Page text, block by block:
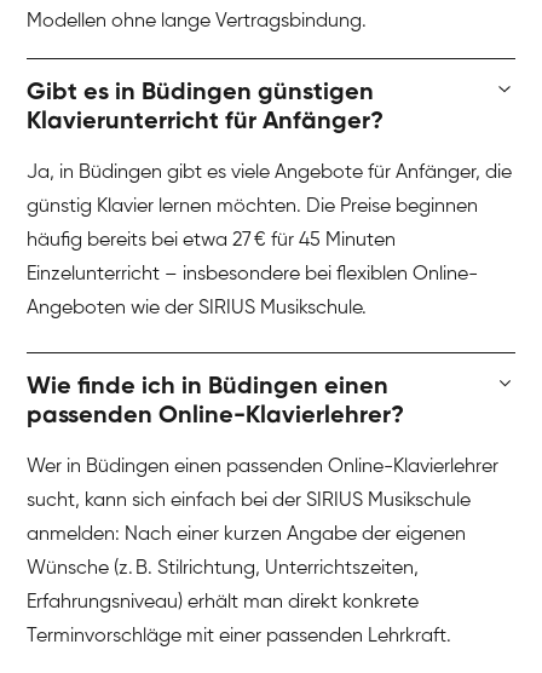
Modellen ohne lange Vertragsbindung.
Gibt es in Büdingen günstigen
Klavierunterricht für Anfänger?
Ja, in Büdingen gibt es viele Angebote für Anfänger, die
günstig Klavier lernen möchten. Die Preise beginnen
häufig bereits bei etwa 27 € für 45 Minuten
Einzelunterricht – insbesondere bei flexiblen Online-
Angeboten wie der SIRIUS Musikschule.
Wie finde ich in Büdingen einen
passenden Online-Klavierlehrer?
Wer in Büdingen einen passenden Online-Klavierlehrer
sucht, kann sich einfach bei der SIRIUS Musikschule
anmelden: Nach einer kurzen Angabe der eigenen
Wünsche (z. B. Stilrichtung, Unterrichtszeiten,
Erfahrungsniveau) erhält man direkt konkrete
Terminvorschläge mit einer passenden Lehrkraft.